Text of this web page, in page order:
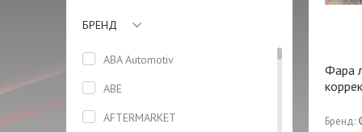
Боковая панель кузова
БРЕНД
ABA Automotiv
ABE
AFTERMARKET
Фара
Бренд: